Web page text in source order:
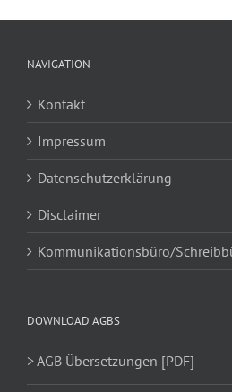
NAVIGATION
Kontakt
Impressum
Datenschutzerklärung
Disclaimer
Kommunikationsbüro/
DOWNLOAD AGBS
> AGB Übersetzungen [PDF]